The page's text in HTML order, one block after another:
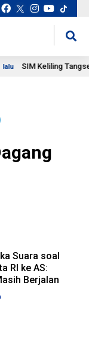
SIM Keliling Tangsel,
Suara soal
RI ke AS:
Berjalan